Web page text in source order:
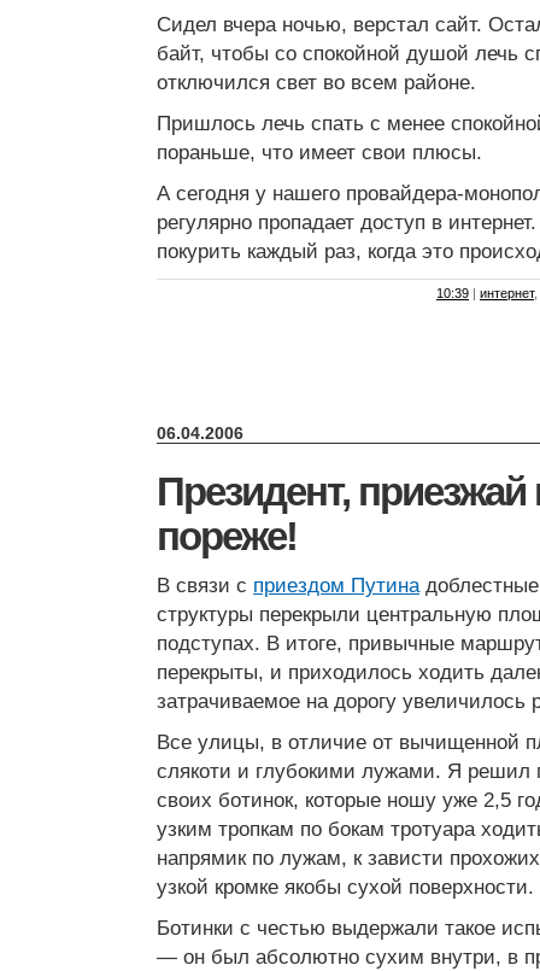
Сидел вчера ночью, верстал сайт.
байт, чтобы со спокойной душой лечь
отключился свет во всем районе.
Пришлось лечь спать с менее
пораньше, что имеет свои плюсы.
А сегодня у нашего провайдера-
регулярно пропадает доступ в
покурить каждый раз, когда это
10:39 | интернет,
06.04.2006
Президент, приезжай
пореже!
В связи с приездом Путинадоблестные
структуры перекрыли центральную
подступах. В итоге, привычные
перекрыты, и приходилось ходить
затрачиваемое на дорогу увеличилось
Все улицы, в отличие от вычищенной
слякоти и глубокими лужами. Я решил
своих ботинок, которые ношу уже 2,5
узким тропкам по бокам тротуара
напрямик по лужам, к зависти
узкой кромке якобы сухой поверхности.
Ботинки с честью выдержали такое
— он был абсолютно сухим внутри, в